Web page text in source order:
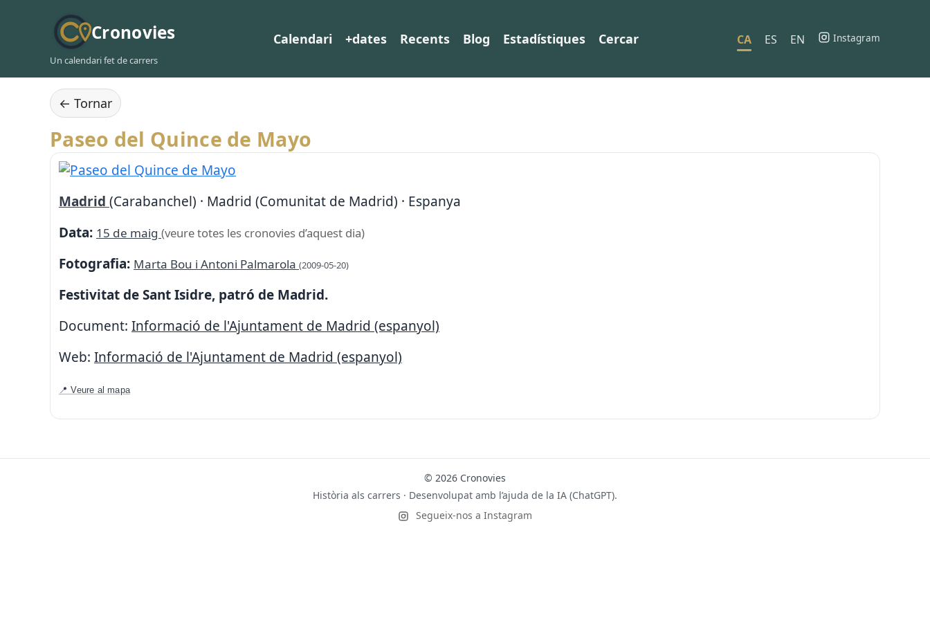
Cronovies
Un calendari fet de carrers
Calendari +dates Recents Blog Estadístiques Cercar CA ES EN Instagram
← Tornar
Paseo del Quince de Mayo
Madrid (Carabanchel) · Madrid (Comunitat de Madrid) · Espanya
Data: 15 de maig (veure totes les cronovies d’aquest dia)
Fotografia: Marta Bou i Antoni Palmarola (2009-05-20)
Festivitat de Sant Isidre, patró de Madrid.
Document: Informació de l'Ajuntament de Madrid (espanyol)
Web: Informació de l'Ajuntament de Madrid (espanyol)
📍 Veure al mapa
© 2026 Cronovies
Història als carrers · Desenvolupat amb l’ajuda de la IA (ChatGPT).
Segueix-nos a Instagram